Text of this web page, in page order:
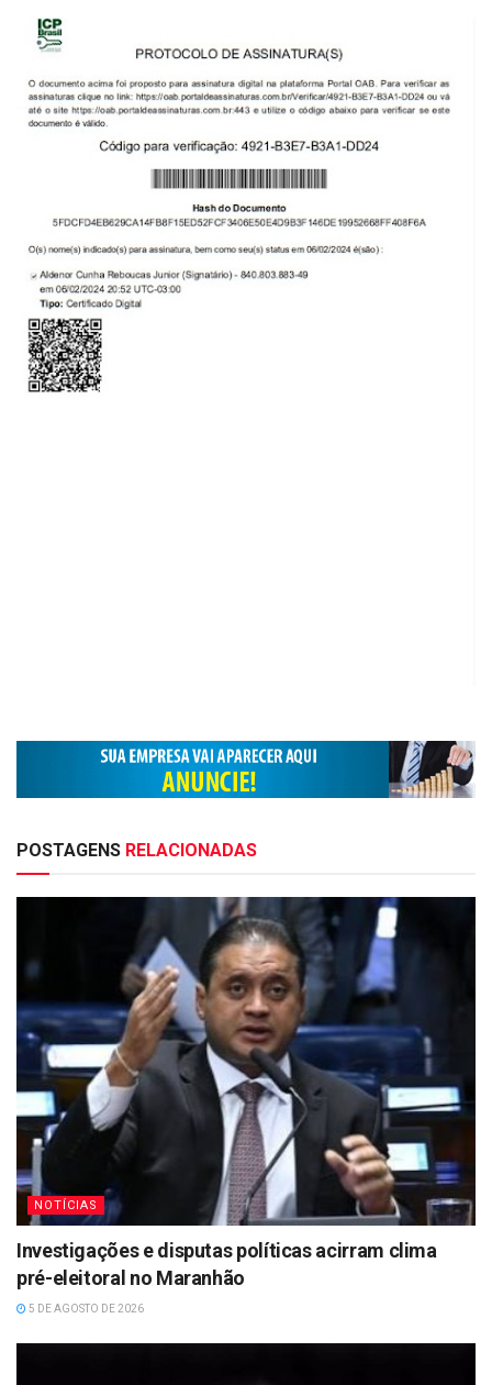
POSTAGENS RELACIONADAS
NOTÍCIAS
Investigações e disputas políticas acirram clima
pré-eleitoral no Maranhão
5 DE AGOSTO DE 2026